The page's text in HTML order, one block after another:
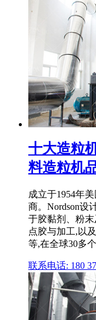
十大造粒
料造粒机
成立于1954年
商。Nordson设
于胶黏剂、粉
点胶与加工,以
等,在全球30多
联系电话: 180